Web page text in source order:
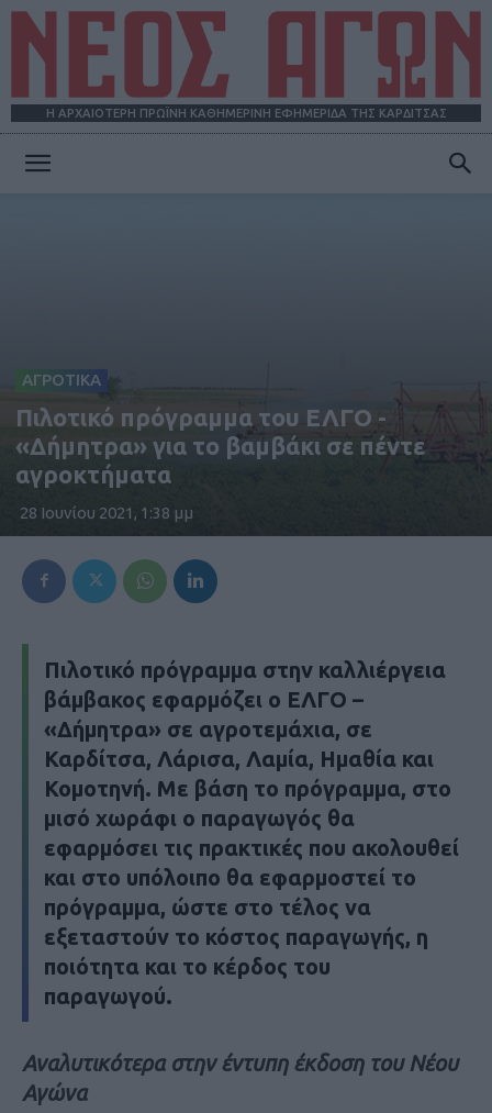
Η ΑΡΧΑΙΟΤΕΡΗ ΠΡΩΪΝΗ ΚΑΘΗΜΕΡΙΝΗ ΕΦΗΜΕΡΙΔΑ ΤΗΣ ΚΑΡΔΙΤΣΑΣ
ΑΓΡΟΤΙΚΑ
Πιλοτικό πρόγραμμα του ΕΛΓΟ -
«Δήμητρα» για το βαμβάκι σε πέντε
αγροκτήματα
28 Ιουνίου 2021, 1:38 μμ
Πιλοτικό πρόγραμμα στην καλλιέργεια
βάμβακος εφαρμόζει ο ΕΛΓΟ –
«Δήμητρα» σε αγροτεμάχια, σε
Καρδίτσα, Λάρισα, Λαμία, Ημαθία και
Κομοτηνή. Με βάση το πρόγραμμα, στο
μισό χωράφι ο παραγωγός θα
εφαρμόσει τις πρακτικές που ακολουθεί
και στο υπόλοιπο θα εφαρμοστεί το
πρόγραμμα, ώστε στο τέλος να
εξεταστούν το κόστος παραγωγής, η
ποιότητα και το κέρδος του
παραγωγού.
Αναλυτικότερα στην έντυπη έκδοση του Νέου
Αγώνα